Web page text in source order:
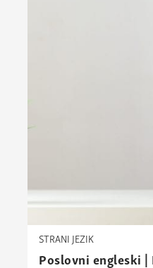
STRANI JEZIK
Poslovni engleski